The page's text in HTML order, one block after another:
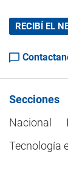
RECIBÍ EL
Secciones
Nacional
Tecnología